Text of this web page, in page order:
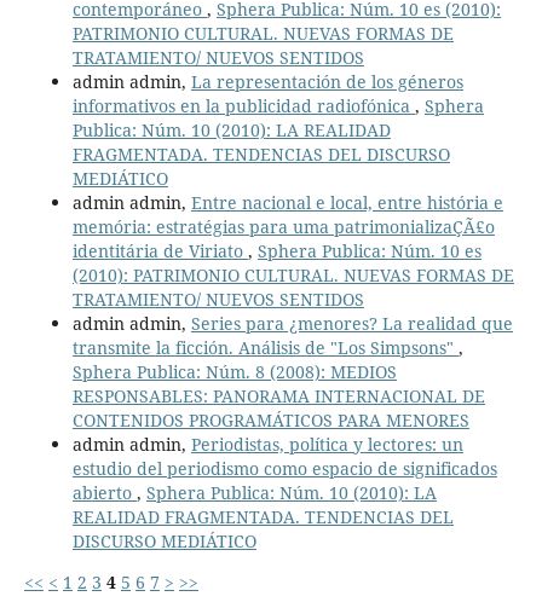
contemporáneo , Sphera Publica: Núm. 10 es (2010):
PATRIMONIO CULTURAL. NUEVAS FORMAS DE
TRATAMIENTO/ NUEVOS SENTIDOS
admin admin, La representación de los géneros
informativos en la publicidad radiofónica , Sphera
Publica: Núm. 10 (2010): LA REALIDAD
FRAGMENTADA. TENDENCIAS DEL DISCURSO
MEDIÁTICO
admin admin, Entre nacional e local, entre história e
memória: estratégias para uma patrimonializaÇÃ£o
identitária de Viriato , Sphera Publica: Núm. 10 es
(2010): PATRIMONIO CULTURAL. NUEVAS FORMAS DE
TRATAMIENTO/ NUEVOS SENTIDOS
admin admin, Series para ¿menores? La realidad que
transmite la ficción. Análisis de "Los Simpsons" ,
Sphera Publica: Núm. 8 (2008): MEDIOS
RESPONSABLES: PANORAMA INTERNACIONAL DE
CONTENIDOS PROGRAMÁTICOS PARA MENORES
admin admin, Periodistas, política y lectores: un
estudio del periodismo como espacio de significados
abierto , Sphera Publica: Núm. 10 (2010): LA
REALIDAD FRAGMENTADA. TENDENCIAS DEL
DISCURSO MEDIÁTICO
<< < 1 2 3 4 5 6 7 > >>